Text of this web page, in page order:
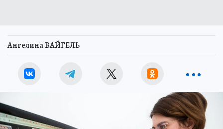
Ангелина ВАЙГЕЛЬ